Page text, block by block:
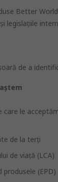
Better
legislaţiile
de a
care le
de la terți
de viaţă (LCA)
produsele (EPD)